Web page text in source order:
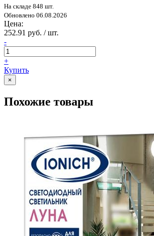
На складе 848 шт.
Обновлено 06.08.2026
Цена:
252.91 руб. / шт.
-
+
Купить
×
Похожие товары